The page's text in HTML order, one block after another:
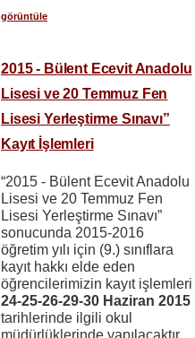
görüntüle
2015 - Bülent Ecevit Anadolu
Lisesi ve 20 Temmuz Fen
Lisesi Yerleştirme Sınavı”
Kayıt İşlemleri
“2015 - Bülent Ecevit Anadolu
Lisesi ve 20 Temmuz Fen
Lisesi Yerleştirme Sınavı”
sonucunda 2015-2016
öğretim yılı için (9.) sınıflara
kayıt hakkı elde eden
öğrencilerimizin kayıt işlemleri
24-25-26-29-30 Haziran 2015
tarihlerinde ilgili okul
müdürlüklerinde yapılacaktır.